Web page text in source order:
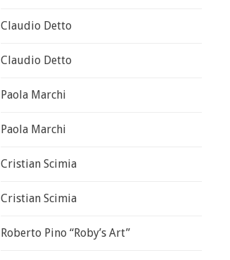
Claudio Detto
Claudio Detto
Paola Marchi
Paola Marchi
Cristian Scimia
Cristian Scimia
Roberto Pino “Roby’s Art”